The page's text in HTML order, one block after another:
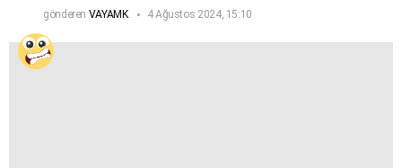
gönderen VAYAMK 4 Ağustos 2024, 15:10